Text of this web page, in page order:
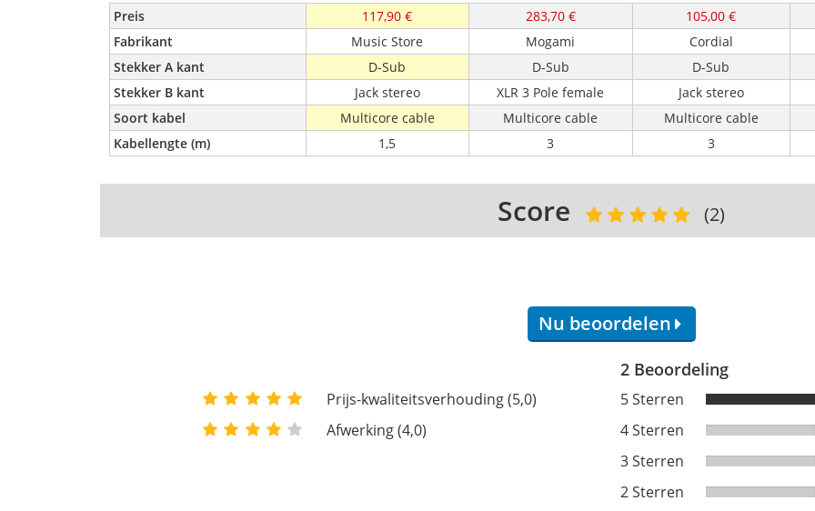
Preis 117,90 € 283,70 € 105,00 €
Fabrikant
Music Store Mogami Cordial
Stekker A kant
D-Sub D-Sub D-Sub
Stekker B kant
Jack stereo XLR 3 Pole female Jack stereo
Soort kabel
Multicore cable Multicore cable Multicore cable
Kabellengte (m)
1,5 3 3
Score (2)
Nu beoordelen
Prijs-kwaliteitsverhouding (5,0)
Afwerking (4,0)
2 Beoordeling
5 Sterren
4 Sterren
3 Sterren
2 Sterren